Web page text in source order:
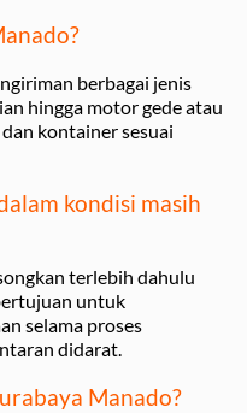
berbagai jenis
hingga motor gede atau
kontainer sesuai
kondisi masih
terlebih dahulu
untuk
selama proses
didarat.
Manado?